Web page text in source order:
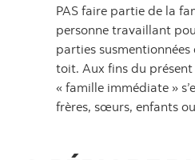
PAS faire partie de la
personne travaillant
parties susmentionnées
toit. Aux fins du
« famille immédiate »
frères, sœurs, enfants